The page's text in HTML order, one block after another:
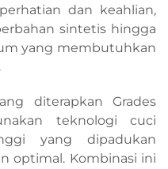
dan keahlian,
sintetis hingga
yang membutuhkan
diterapkan Grades
teknologi cuci
yang dipadukan
optimal. Kombinasi ini